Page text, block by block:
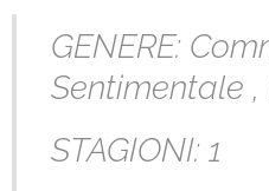
GENERE:
Sentimentale
STAGIONI: 1